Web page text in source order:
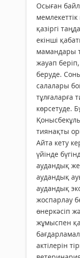
Осыған
қазіргі
екінші
мамандары
жауап беріп,
беруде.
салалары
тұлғаларға
көрсетуде.
тиянақты
Айта кету
үйінде
аудандық
аудандық
аудандық
жоспарлау
өнеркәсіп
жұмыспен
актілерін